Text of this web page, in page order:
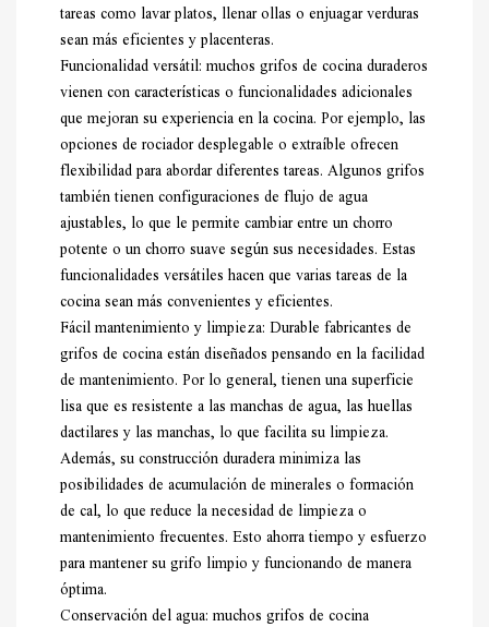
tareas como lavar platos, llenar ollas o enjuagar verduras
sean más eficientes y placenteras.
Funcionalidad versátil: muchos grifos de cocina duraderos
vienen con características o funcionalidades adicionales
que mejoran su experiencia en la cocina. Por ejemplo, las
opciones de rociador desplegable o extraíble ofrecen
flexibilidad para abordar diferentes tareas. Algunos grifos
también tienen configuraciones de flujo de agua
ajustables, lo que le permite cambiar entre un chorro
potente o un chorro suave según sus necesidades. Estas
funcionalidades versátiles hacen que varias tareas de la
cocina sean más convenientes y eficientes.
Fácil mantenimiento y limpieza: Durable fabricantes de
grifos de cocina están diseñados pensando en la facilidad
de mantenimiento. Por lo general, tienen una superficie
lisa que es resistente a las manchas de agua, las huellas
dactilares y las manchas, lo que facilita su limpieza.
Además, su construcción duradera minimiza las
posibilidades de acumulación de minerales o formación
de cal, lo que reduce la necesidad de limpieza o
mantenimiento frecuentes. Esto ahorra tiempo y esfuerzo
para mantener su grifo limpio y funcionando de manera
óptima.
Conservación del agua: muchos grifos de cocina